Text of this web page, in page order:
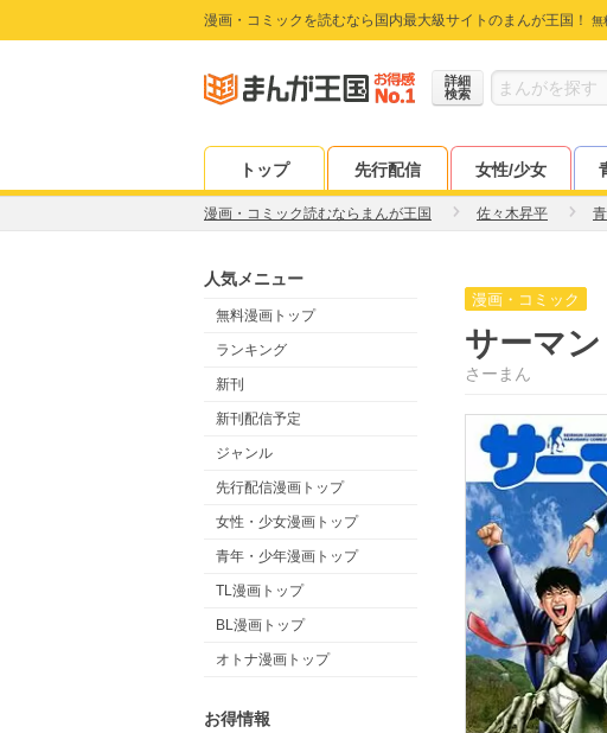
漫画・コミックを読むなら国内最大級サイトのまんが王国！ 無
詳細
検索
トップ 先行配信 女性/少女
漫画・コミック読むならまんが王国 佐々木昇平
人気メニュー
無料漫画トップ
ランキング
新刊
新刊配信予定
ジャンル
先行配信漫画トップ
女性・少女漫画トップ
青年・少年漫画トップ
TL漫画トップ
BL漫画トップ
オトナ漫画トップ
お得情報
漫画・コミック
サーマン
さーまん